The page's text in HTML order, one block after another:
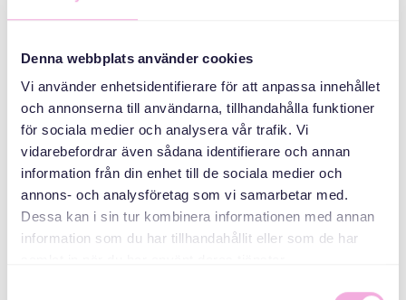
Denna webbplats använder cookies
Vi använder enhetsidentifierare för att anpassa innehållet
och annonserna till användarna, tillhandahålla funktioner
för sociala medier och analysera vår trafik. Vi
vidarebefordrar även sådana identifierare och annan
information från din enhet till de sociala medier och
annons- och analysföretag som vi samarbetar med.
Dessa kan i sin tur kombinera informationen med annan
information som du har tillhandahållit eller som de har
Vi lär av varandra varje dag, vi får ökad förståelse för olika
religioner och för olika sätt att hantera de situationer som
kan uppstå på en arbetsplats.
Kansliet